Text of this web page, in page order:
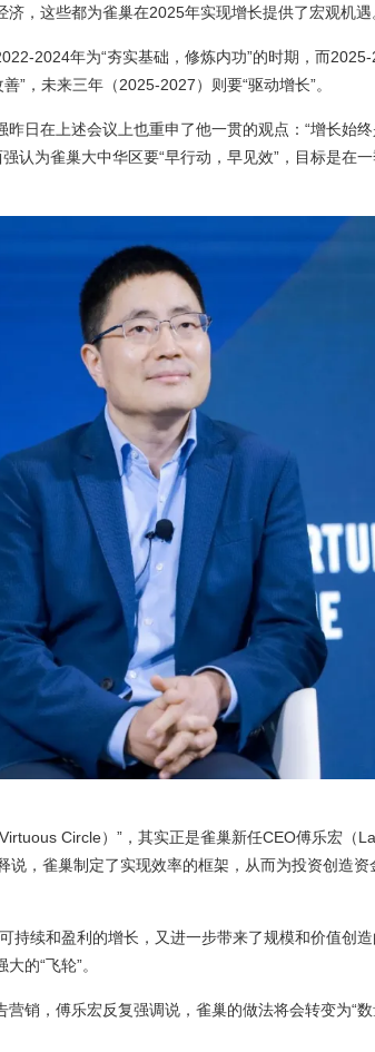
，这些都为雀巢在2025年实现增长提供了宏观机遇
2024年为“夯实基础，修炼内功”的时期，而
”，未来三年（2025-2027）则要“驱动增长”。
日在上述会议上也重申了他一贯的观点：“增长始
认为雀巢大中华区要“早行动，早见效”，目标是在
Circle）”，其实正是雀巢新任CEO傅乐宏（
说，雀巢制定了实现效率的框架，从而为投资创造
持续和盈利的增长，又进一步带来了规模和价值创
的“飞轮”。
销，傅乐宏反复强调说，雀巢的做法将会转变为“